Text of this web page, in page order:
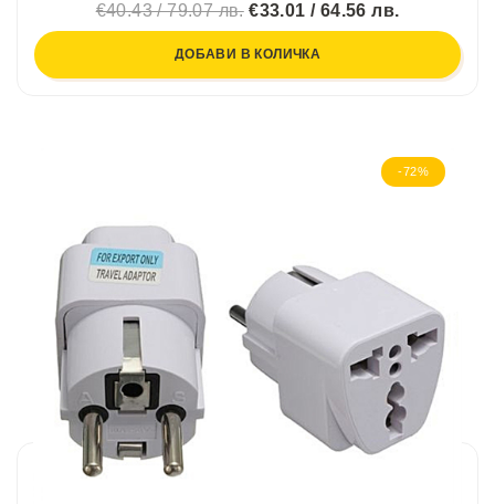
€40.43 / 79.07 лв.€33.01 / 64.56 лв.
ДОБАВИ В КОЛИЧКА
-72%